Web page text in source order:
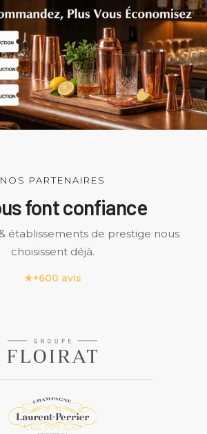
NOS PARTENAIRES
font confiance
établissements de prestige nous
choisissent déjà.
★+600 avis